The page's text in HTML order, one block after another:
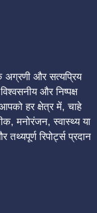
और सत्यप्रिय
और निष्पक्ष
हर क्षेत्र में, चाहे
मनोरंजन, स्वास्थ्य या
रिपोर्ट्स प्रदान